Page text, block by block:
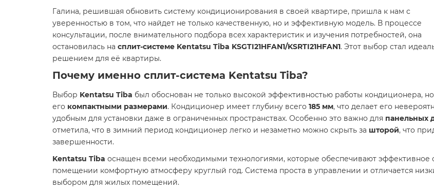
Галина, решившая обновить систему кондиционирования в своей квартире, пришла к нам с
уверенностью в том, что найдет не только качественную, но и эффективную модель. В процессе
консультации, после внимательного подбора всех характеристик и изучения потребностей, она
остановилась на сплит-системе Kentatsu Tiba KSGTI21HFAN1/KSRTI21HFAN1. Этот выбор стал
решением для её квартиры.
Почему именно сплит-система Kentatsu Tiba?
Выбор Kentatsu Tiba был обоснован не только высокой эффективностью работы кондиционера,
его компактными размерами. Кондиционер имеет глубину всего 185 мм, что делает его
удобным для установки даже в ограниченных пространствах. Особенно это важно для панельных
отметила, что в зимний период кондиционер легко и незаметно можно скрыть за шторой, что
завершенности.
Kentatsu Tiba оснащен всеми необходимыми технологиями, которые обеспечивают эффективное
помещении комфортную атмосферу круглый год. Система проста в управлении и отличается
выбором для жилых помещений.